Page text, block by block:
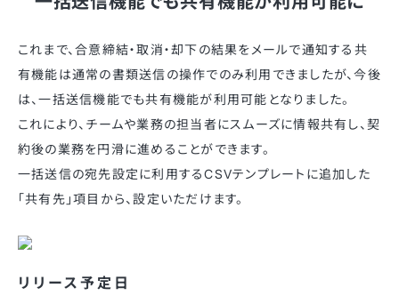
これまで、合意締結・取消・却下の結果をメールで通知する共
有機能は通常の書類送信の操作でのみ利用できましたが、今後
は、一括送信機能でも共有機能が利用可能となりました。
これにより、チームや業務の担当者にスムーズに情報共有し、契
約後の業務を円滑に進めることができます。
一括送信の宛先設定に利用するCSVテンプレートに追加した
「共有先」項目から、設定いただけます。
リリース予定日